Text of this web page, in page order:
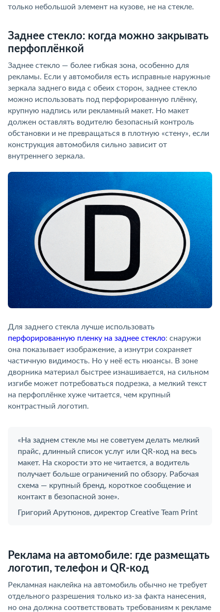
только небольшой элемент на кузове, не на стекле.
Заднее стекло: когда можно закрывать
перфоплёнкой
Заднее стекло — более гибкая зона, особенно для
рекламы. Если у автомобиля есть исправные наружные
зеркала заднего вида с обеих сторон, заднее стекло
можно использовать под перфорированную плёнку,
крупную надпись или рекламный макет. Но макет
должен оставлять водителю безопасный контроль
обстановки и не превращаться в плотную «стену», если
конструкция автомобиля сильно зависит от
внутреннего зеркала.
Для заднего стекла лучше использовать
перфорированную пленку на заднее стекло: снаружи
она показывает изображение, а изнутри сохраняет
частичную видимость. Но у неё есть нюансы. В зоне
дворника материал быстрее изнашивается, на сильном
изгибе может потребоваться подрезка, а мелкий текст
на перфоплёнке хуже читается, чем крупный
контрастный логотип.
«На заднем стекле мы не советуем делать мелкий
прайс, длинный список услуг или QR-код на весь
макет. На скорости это не читается, а водитель
получает больше ограничений по обзору. Рабочая
схема — крупный бренд, короткое сообщение и
контакт в безопасной зоне».
Григорий Арутюнов, директор Creative Team Print
Реклама на автомобиле: где размещать
логотип, телефон и QR-код
Рекламная наклейка на автомобиль обычно не требует
отдельного разрешения только из-за факта нанесения,
но она должна соответствовать требованиям к рекламе